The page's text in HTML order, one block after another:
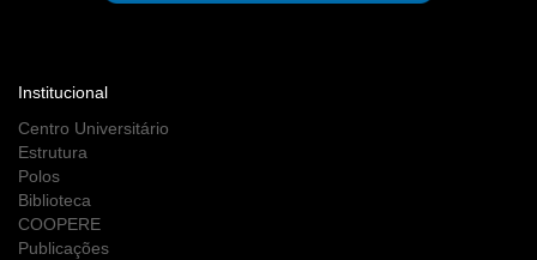
Institucional
Centro Universitário
Estrutura
Polos
Biblioteca
COOPERE
Publicações